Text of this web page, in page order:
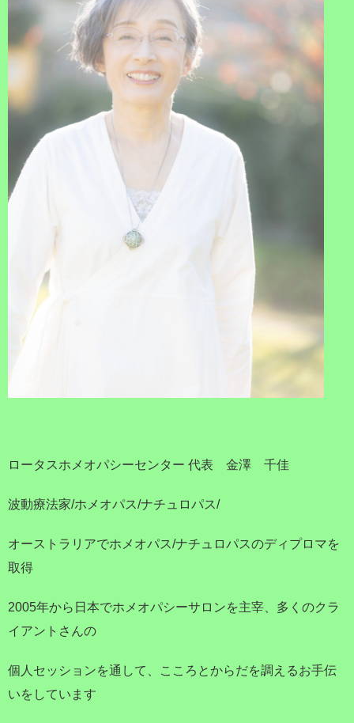
ロータスホメオパシーセンター 代表 金澤 千佳
波動療法家/ホメオパス/ナチュロパス/
オーストラリアでホメオパス/ナチュロパスのディプロマを
取得
2005年から日本でホメオパシーサロンを主宰、多くのクラ
イアントさんの
個人セッションを通して、こころとからだを調えるお手伝
いをしています